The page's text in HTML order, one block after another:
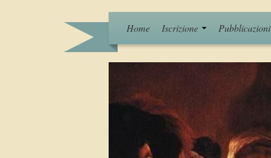
Home Iscrizione Pubblicazioni